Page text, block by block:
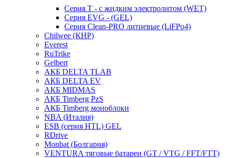
Серия T - с жидким электролитом (WET)
Серия EVG - (GEL)
Серия Clean-PRO литиевые (LiFPo4)
Chilwee (КНР)
Everest
RuTrike
Gelbert
АКБ DELTA TLAB
АКБ DELTA EV
АКБ MIDMAS
АКБ Timberg PzS
АКБ Timberg моноблоки
NBA (Италия)
ESB (серия HTL) GEL
RDrive
Monbat (Болгария)
VENTURA тяговые батареи (GT / VTG / FFT/FTT)